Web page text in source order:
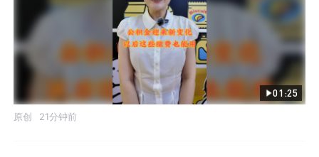
01:25
原创 21分钟前